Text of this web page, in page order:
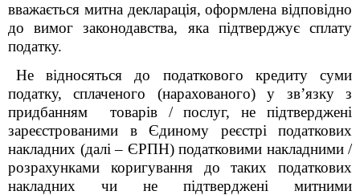
вважається митна декларація, оформлена відповідно
до вимог законодавства, яка підтверджує сплату
податку.
Не відносяться до податкового кредиту суми
податку, сплаченого (нарахованого) у зв’язку з
придбанням товарів / послуг, не підтверджені
зареєстрованими в Єдиному реєстрі податкових
накладних (далі – ЄРПН) податковими накладними /
розрахунками коригування до таких податкових
накладних чи не підтверджені митними